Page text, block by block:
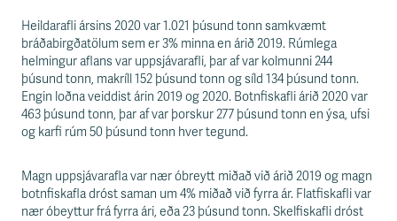
Heildarafli ársins 2020 var 1.021 þúsund tonn samkvæmt
bráðabirgðatölum sem er 3% minna en árið 2019. Rúmlega
helmingur aflans var uppsjávarafli, þar af var kolmunni 244
þúsund tonn, makríll 152 þúsund tonn og síld 134 þúsund tonn.
Engin loðna veiddist árin 2019 og 2020. Botnfiskafli árið 2020 var
463 þúsund tonn, þar af var þorskur 277 þúsund tonn en ýsa, ufsi
og karfi rúm 50 þúsund tonn hver tegund.
Magn uppsjávarafla var nær óbreytt miðað við árið 2019 og magn
botnfiskafla dróst saman um 4% miðað við fyrra ár. Flatfiskafli var
nær óbeyttur frá fyrra ári, eða 23 þúsund tonn. Skelfiskafli dróst